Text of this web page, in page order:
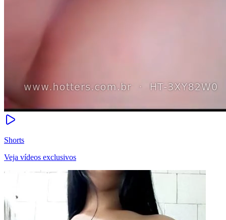
Shorts
Veja vídeos exclusivos